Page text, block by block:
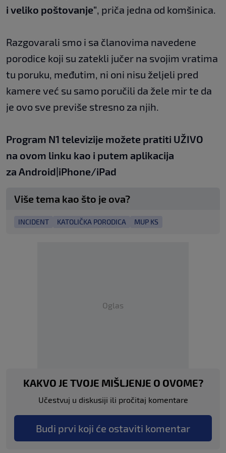
i veliko poštovanje", priča jedna od komšinica.
Razgovarali smo i sa članovima navedene
porodice koji su zatekli jučer na svojim vratima
tu poruku, međutim, ni oni nisu željeli pred
kamere već su samo poručili da žele mir te da
je ovo sve previše stresno za njih.
Program N1 televizije možete pratiti UŽIVO
na ovom linku kao i putem aplikacija
za Android iPhone/iPad
Više tema kao što je ova?
INCIDENT KATOLIČKA PORODICA MUP KS
Oglas
KAKVO JE TVOJE MIŠLJENJE O OVOME?
Učestvuj u diskusiji ili pročitaj komentare
Budi prvi koji će ostaviti komentar